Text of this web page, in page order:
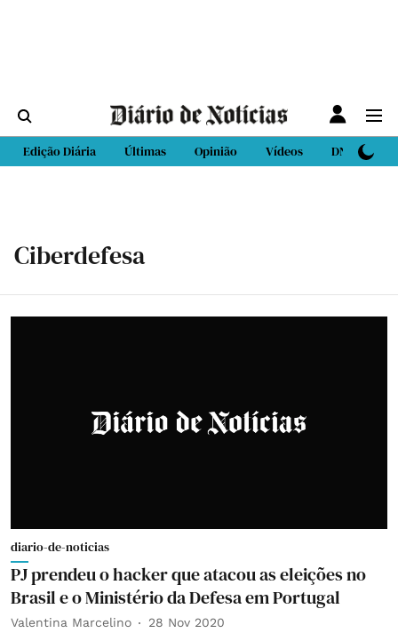
Edição Diária Últimas Opinião Vídeos DN Sport
Ciberdefesa
diario-de-noticias
PJ prendeu o hacker que atacou as eleições no
Brasil e o Ministério da Defesa em Portugal
Valentina Marcelino 28 Nov 2020